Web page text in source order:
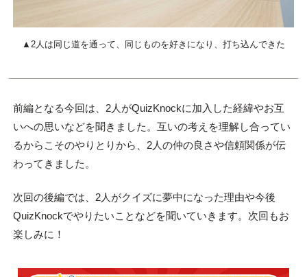
▲2人は同じ道を通って、同じものを好きになり、打ち込んできた
前編となる今回は、2人がQuizKnockに加入した経緯やお互
いへの思いなどを聞きました。互いの考えを理解し合ってい
るからこそのやりとりから、2人の仲の良さや信頼関係が伝
わってきました。
次回の後編では、2人がクイズに夢中になった理由や今後
QuizKnockでやりたいことなどを聞いていきます。次回もお
楽しみに！